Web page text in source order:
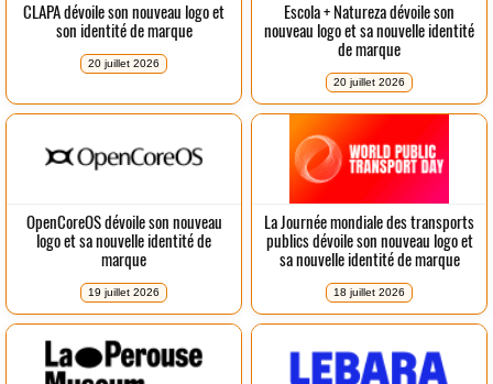
CLAPA dévoile son nouveau logo et
son identité de marque
20 juillet 2026
Escola + Natureza dévoile son
nouveau logo et sa nouvelle identité
de marque
20 juillet 2026
OpenCoreOS dévoile son nouveau
logo et sa nouvelle identité de
marque
19 juillet 2026
La Journée mondiale des transports
publics dévoile son nouveau logo et
sa nouvelle identité de marque
18 juillet 2026